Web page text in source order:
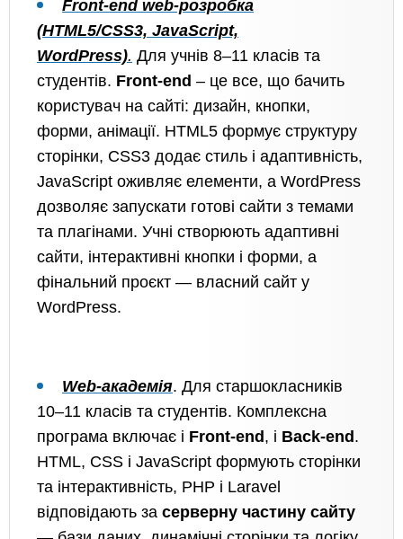
Front-end web-розробка
(HTML5/CSS3, JavaScript,
WordPress). Для учнів 8–11 класів та
студентів. Front-end – це все, що бачить
користувач на сайті: дизайн, кнопки,
форми, анімації. HTML5 формує структуру
сторінки, CSS3 додає стиль і адаптивність,
JavaScript оживляє елементи, а WordPress
дозволяє запускати готові сайти з темами
та плагінами. Учні створюють адаптивні
сайти, інтерактивні кнопки і форми, а
фінальний проєкт — власний сайт у
WordPress.
Web-академія. Для старшокласників
10–11 класів та студентів. Комплексна
програма включає і Front-end , і Back-end .
HTML, CSS і JavaScript формують сторінки
та інтерактивність, PHP і Laravel
відповідають за серверну частину сайту